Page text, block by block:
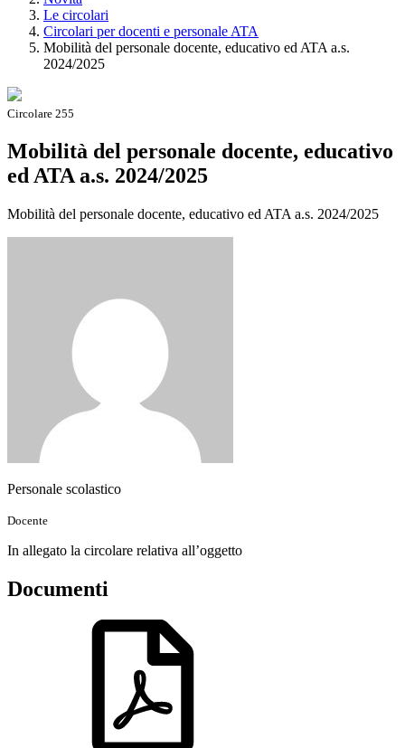
Le circolari
Circolari per docenti e personale ATA
Mobilità del personale docente, educativo ed ATA a.s.
2024/2025
Circolare 255
Mobilità del personale docente, educativo
ed ATA a.s. 2024/2025
Mobilità del personale docente, educativo ed ATA a.s. 2024/2025
Personale scolastico
Docente
In allegato la circolare relativa all’oggetto
Documenti